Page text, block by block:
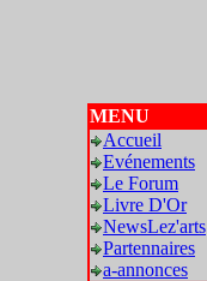
MENU
Accueil
Evénements
Le Forum
Livre D'Or
NewsLez'arts
Partennaires
a-annonces